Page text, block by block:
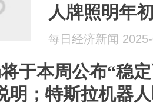
人牌照明年
试”不代表就
每日经济新闻
于本周公布“稳
明；特斯拉机器